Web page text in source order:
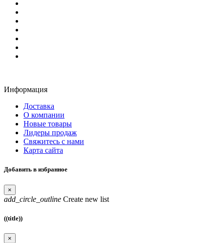
Информация
Доставка
О компании
Новые товары
Лидеры продаж
Свяжитесь с нами
Карта сайта
Добавить в избранное
×
add_circle_outline Create new list
((title))
×